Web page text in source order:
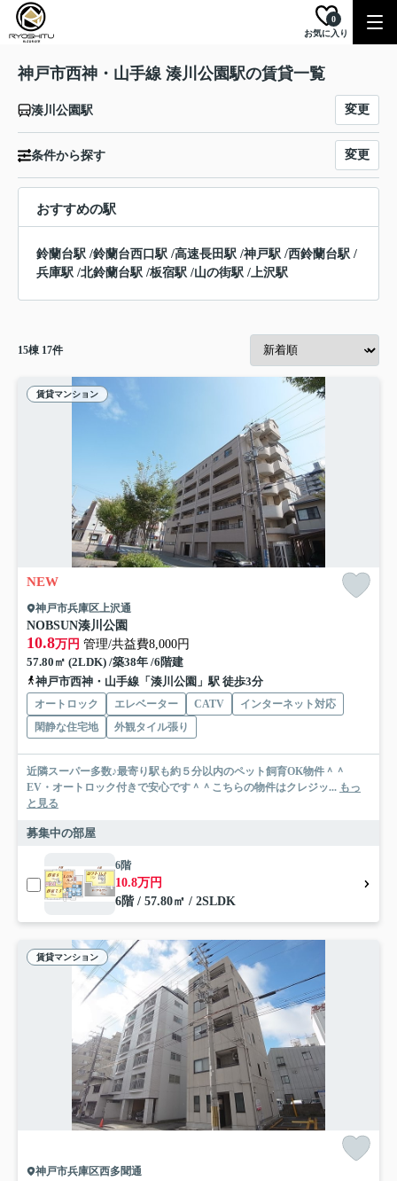
お気に入り
0
神戸市西神・山手線 湊川公園駅の賃貸一覧
湊川公園駅 変更
条件から探す 変更
おすすめの駅
鈴蘭台駅 /鈴蘭台西口駅 /高速長田駅 /神戸駅 /西鈴蘭台駅 /
兵庫駅 /北鈴蘭台駅 /板宿駅 /山の街駅 /上沢駅
15棟 17件
賃貸マンション
NEW
神戸市兵庫区上沢通
NOBSUN湊川公園
10.8万円 管理/共益費8,000円
57.80㎡ (2LDK) /築38年 /6階建
神戸市西神・山手線「湊川公園」駅 徒歩3分
オートロック エレベーター CATV
インターネット対応
閑静な住宅地
外観タイル張り
近隣スーパー多数♪最寄り駅も約５分以内のペット飼育OK物件＾＾
EV・オートロック付きで安心です＾＾こちらの物件はクレジッ... もっ
と見る
募集中の部屋
6階
10.8万円
6階 / 57.80㎡ / 2SLDK
賃貸マンション
神戸市兵庫区西多聞通